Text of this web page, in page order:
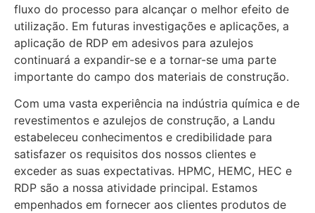
fluxo do processo para alcançar o melhor efeito de
utilização. Em futuras investigações e aplicações, a
aplicação de RDP em adesivos para azulejos
continuará a expandir-se e a tornar-se uma parte
importante do campo dos materiais de construção.
Com uma vasta experiência na indústria química e de
revestimentos e azulejos de construção, a Landu
estabeleceu conhecimentos e credibilidade para
satisfazer os requisitos dos nossos clientes e
exceder as suas expectativas. HPMC, HEMC, HEC e
RDP são a nossa atividade principal. Estamos
empenhados em fornecer aos clientes produtos de